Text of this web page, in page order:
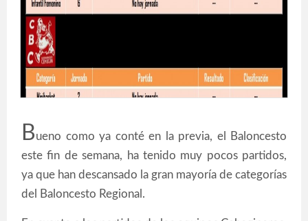
Bueno como ya conté en la previa, el Baloncesto
este fin de semana, ha tenido muy pocos partidos,
ya que han descansado la gran mayoría de categorías
del Baloncesto Regional.